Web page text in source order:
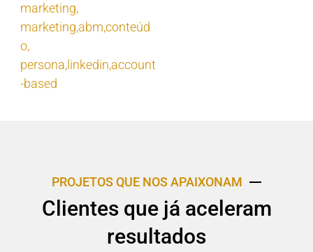
marketing,
marketing,abm,conteúd
o,
persona,linkedin,account
-based
PROJETOS QUE NOS APAIXONAM
Clientes que já aceleram
resultados